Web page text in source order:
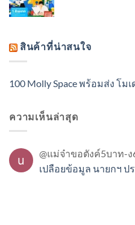
สินค้าที่น่าสนใจ
100 Molly Space พร้อมส่ง โม
ความเห็นล่าสุด
@แม่จ๋าขอตังค์5บาท-ง
เปลือยข้อมูล นายกฯ ป